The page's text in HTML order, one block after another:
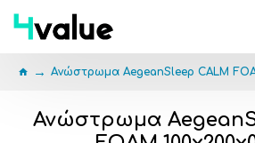
Ανώστρωμα AegeanSleep CALM
Ανώστρωμα